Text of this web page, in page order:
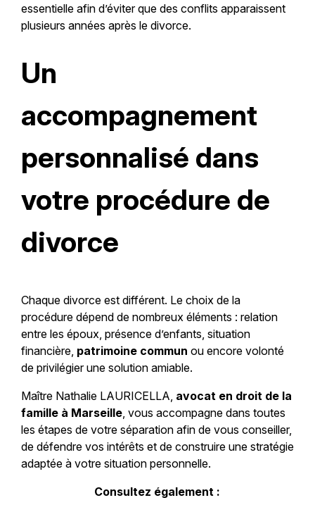
essentielle afin d’éviter que des conflits apparaissent
plusieurs années après le divorce.
Un
accompagnement
personnalisé dans
votre procédure de
divorce
Chaque divorce est différent. Le choix de la
procédure dépend de nombreux éléments : relation
entre les époux, présence d’enfants, situation
financière, patrimoine commun ou encore volonté
de privilégier une solution amiable.
Maître Nathalie LAURICELLA, avocat en droit de la
famille à Marseille, vous accompagne dans toutes
les étapes de votre séparation afin de vous conseiller,
de défendre vos intérêts et de construire une stratégie
adaptée à votre situation personnelle.
Consultez également :